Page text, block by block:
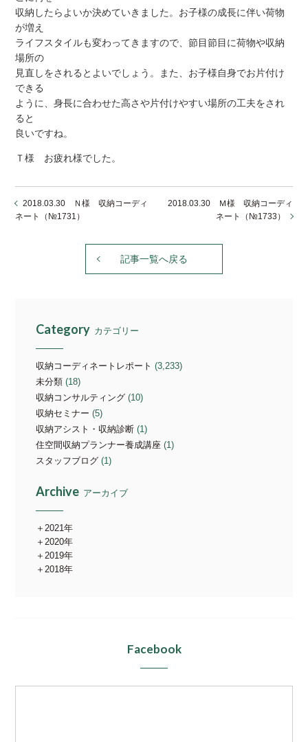
収納したらよいか決めていきました。お子様の成長に伴い荷物
が増え
ライフスタイルも変わってきますので、節目節目に荷物や収納
場所の
見直しをされるとよいでしょう。また、お子様自身でお片付け
できる
ように、身長に合わせた高さや片付けやすい場所の工夫をされ
ると
良いですね。
Ｔ様 お疲れ様でした。
2018.03.30 Ｎ様 収納コーディ
ネート（№1731）
2018.03.30 Ｍ様 収納コーディ
ネート（№1733）
記事一覧へ戻る
Category カテゴリー
収納コーディネートレポート (3,233)
未分類 (18)
収納コンサルティング (10)
収納セミナー (5)
収納アシスト・収納診断 (1)
住空間収納プランナー養成講座 (1)
スタッフブログ (1)
Archive アーカイブ
2021年
2020年
2019年
2018年
Facebook